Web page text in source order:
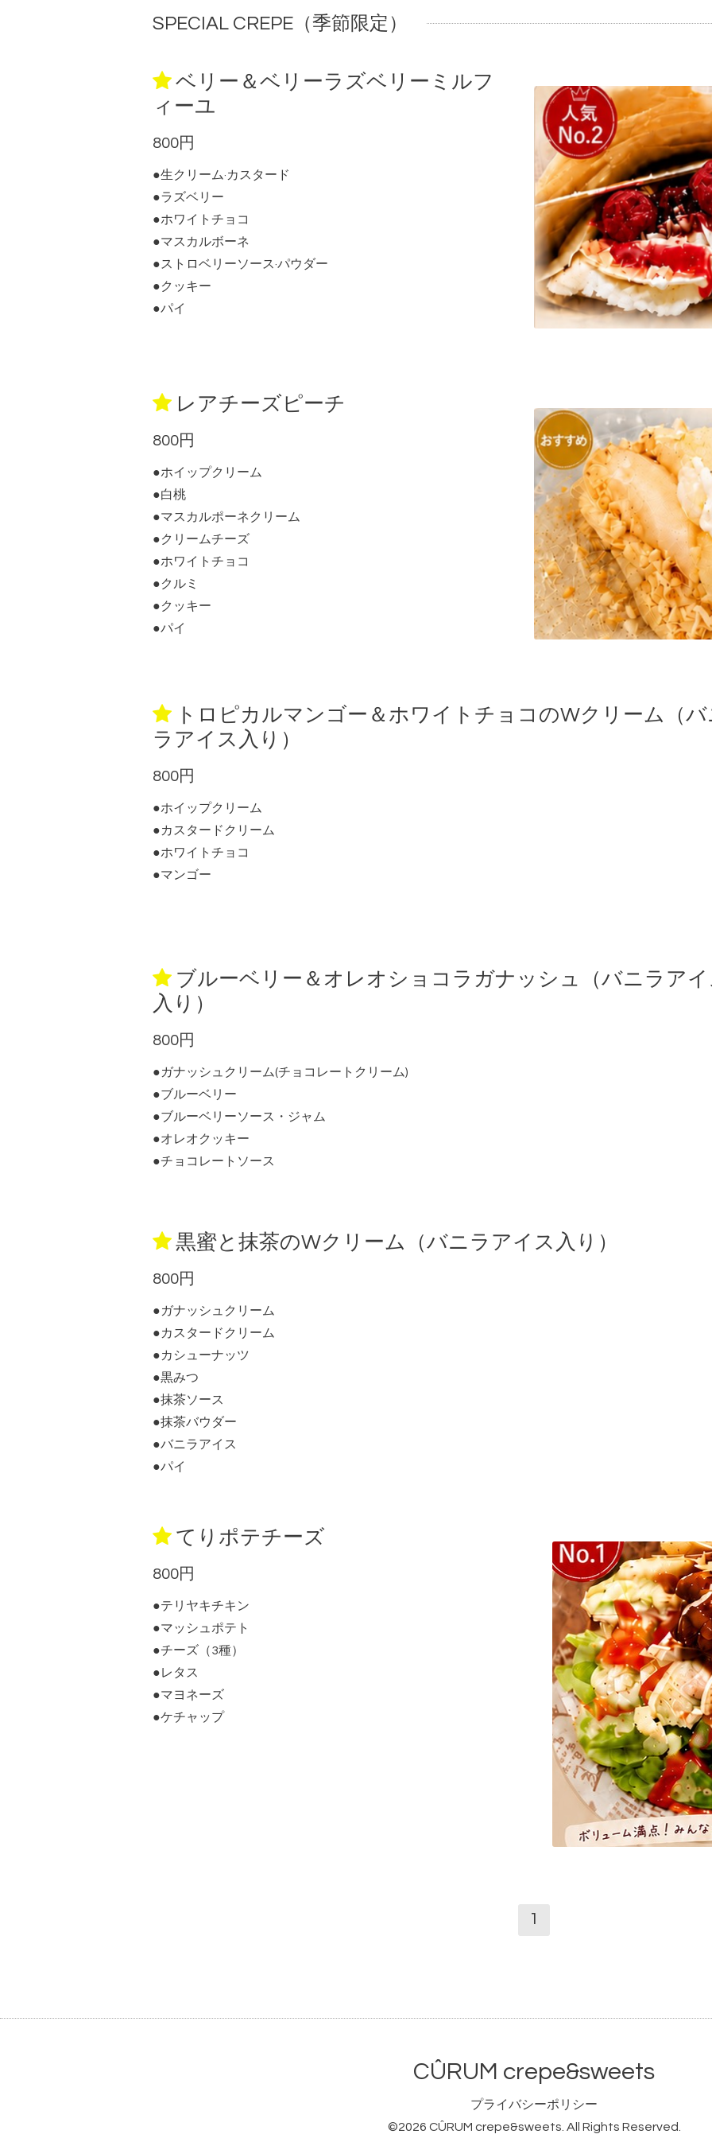
SPECIAL CREPE（季節限定）
ベリー＆ベリーラズベリーミルフ
ィーユ
800円
●生クリーム·カスタード
●ラズベリー
●ホワイトチョコ
●マスカルボーネ
●ストロベリーソース·パウダー
●クッキー
●パイ
レアチーズピーチ
800円
●ホイップクリーム
●白桃
●マスカルポーネクリーム
●クリームチーズ
●ホワイトチョコ
●クルミ
●クッキー
●パイ
トロピカルマンゴー＆ホワイトチョコのWクリーム（バ
ラアイス入り）
800円
●ホイップクリーム
●カスタードクリーム
●ホワイトチョコ
●マンゴー
ブルーベリー＆オレオショコラガナッシュ（バニラア
入り）
800円
●ガナッシュクリーム(チョコレートクリーム)
●ブルーベリー
●ブルーベリーソース・ジャム
●オレオクッキー
●チョコレートソース
黒蜜と抹茶のWクリーム（バニラアイス入り）
800円
●ガナッシュクリーム
●カスタードクリーム
●カシューナッツ
●黒みつ
●抹茶ソース
●抹茶バウダー
●バニラアイス
●パイ
てりポテチーズ
800円
●テリヤキチキン
●マッシュポテト
●チーズ（3種）
●レタス
●マヨネーズ
●ケチャップ
1
CÛRUM crepe&sweets
プライバシーポリシー
©2026 CÛRUM crepe&sweets . All Rights Reserved.